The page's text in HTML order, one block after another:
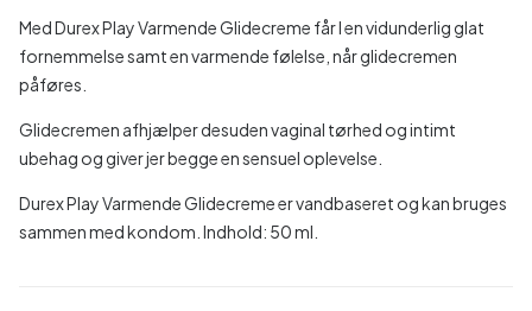
Med Durex Play Varmende Glidecreme får I en vidunderlig glat
fornemmelse samt en varmende følelse, når glidecremen
påføres.
Glidecremen afhjælper desuden vaginal tørhed og intimt
ubehag og giver jer begge en sensuel oplevelse.
Durex Play Varmende Glidecreme er vandbaseret og kan bruges
sammen med kondom. Indhold: 50 ml.